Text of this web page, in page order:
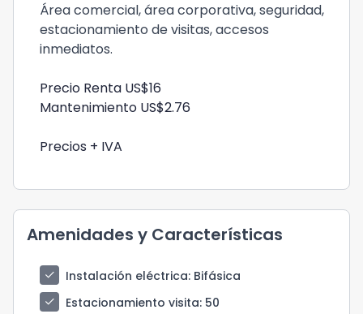
Área comercial, área corporativa, seguridad,
estacionamiento de visitas, accesos
inmediatos.
Precio Renta US$16
Mantenimiento US$2.76
Precios + IVA
Amenidades y Características
check Instalación eléctrica: Bifásica
check
Estacionamiento visita: 50